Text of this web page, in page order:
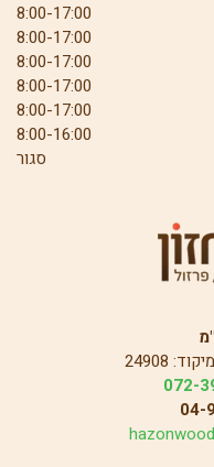
8:00-17:00
8:00-17:00
8:00-17:00
8:00-17:00
8:00-17:00
8:00-16:00
סגור
072-
04-